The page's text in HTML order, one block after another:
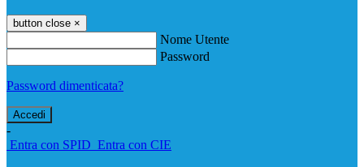
button close ×
Nome Utente
Password
Password dimenticata?
-
Entra con SPID Entra con CIE